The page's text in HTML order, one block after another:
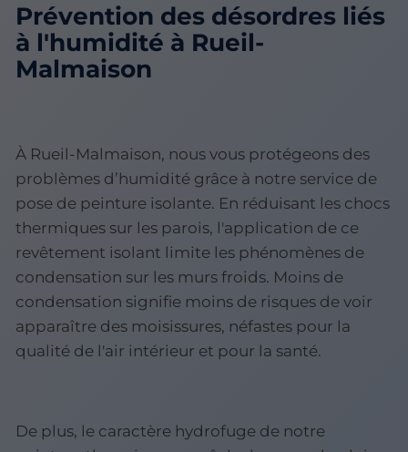
Prévention des désordres liés
à l'humidité à Rueil-
Malmaison
À Rueil-Malmaison, nous vous protégeons des
problèmes d’humidité grâce à notre service de
pose de peinture isolante. En réduisant les chocs
thermiques sur les parois, l'application de ce
revêtement isolant limite les phénomènes de
condensation sur les murs froids. Moins de
condensation signifie moins de risques de voir
apparaître des moisissures, néfastes pour la
qualité de l'air intérieur et pour la santé.
De plus, le caractère hydrofuge de notre